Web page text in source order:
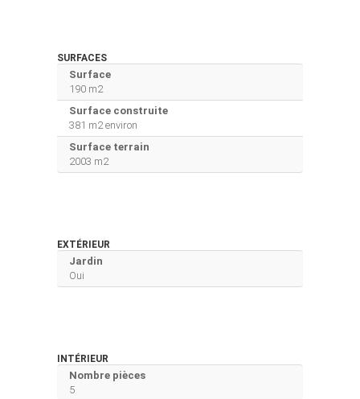
SURFACES
Surface
190 m2
Surface construite
381 m2 environ
Surface terrain
2003 m2
EXTÉRIEUR
Jardin
Oui
INTÉRIEUR
Nombre pièces
5